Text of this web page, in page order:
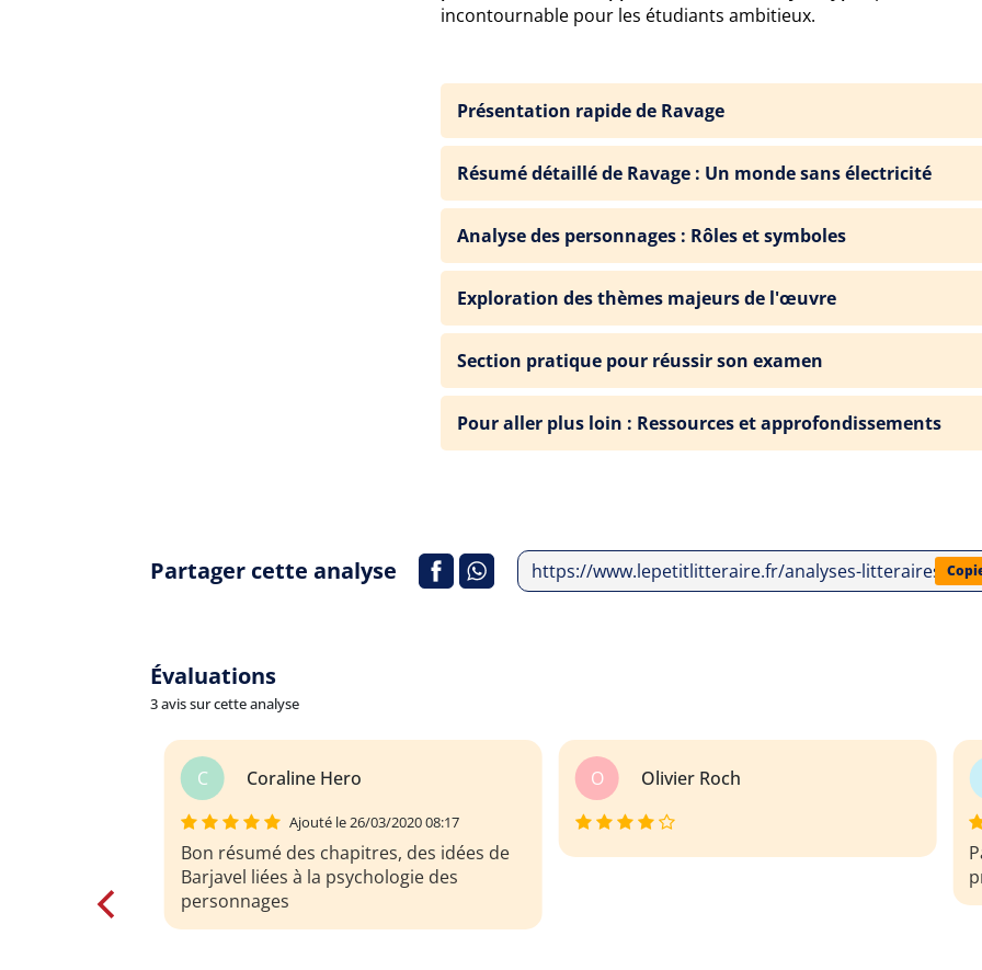
incontournable pour les étudiants ambitieux.
Présentation rapide de Ravage
Résumé détaillé de Ravage : Un monde sans électricité
Analyse des personnages : Rôles et symboles
Exploration des thèmes majeurs de l'œuvre
Section pratique pour réussir son examen
Pour aller plus loin : Ressources et approfondissements
Partager cette analyse https://www.lepetitlitteraire.fr/analyses-litteraires/
Évaluations
3 avis sur cette analyse
O Olivier Roch L Lyne Grant
Parfait pour saisir les éléments